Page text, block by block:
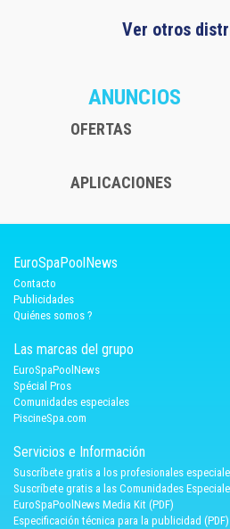
Ver otros
ANUNCIOS
OFERTAS
APLICACIONES
EuroSpaPoolNews
Contacto
Publicidades
Quiénes somos ?
Las marcas del grupo
EuroSpaPoolNews
Spécial Pros
Comunidades especiales
PiscineSpa.com
Servicios e Información
Suscríbete gratis a los profesionales
Suscríbete gratis a las Comunidades
EuroSpaPoolNews Media Kit (PDF)
Especificación técnica para la publicidad (PDF)